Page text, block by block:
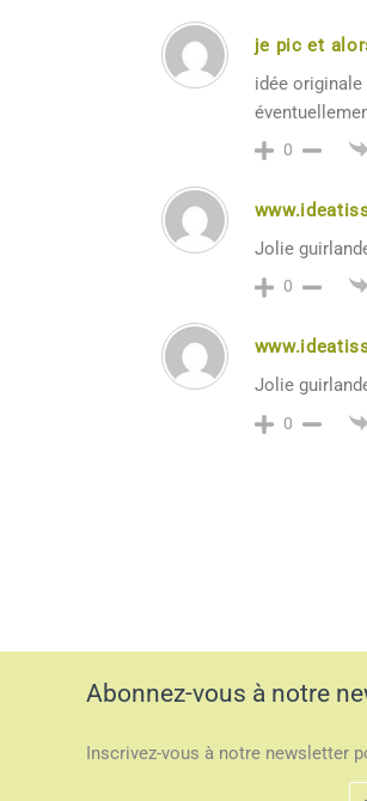
je pic et
idée originale
0
Jolie
0
Jolie
0
Abonnez-vous à notre
Inscrivez-vous à notre newsletter